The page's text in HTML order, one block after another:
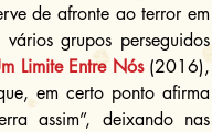
de afronte ao terror em
grupos perseguidos
Limite Entre Nós (2016),
em certo ponto afirma
assim”, deixando nas